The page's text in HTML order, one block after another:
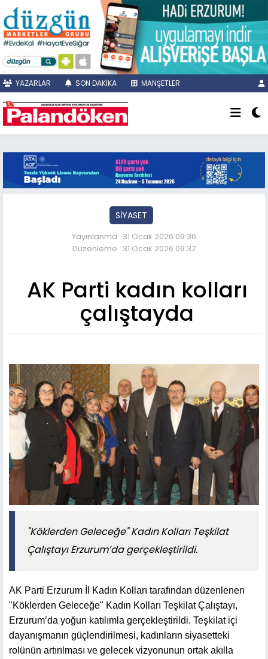
YAZARLAR SON DAKİKA MANŞETLER
SİYASET
Yayınlanma : 31 Ocak 2026 09:36
Düzenleme : 31 Ocak 2026 09:37
AK Parti kadın kolları
çalıştayda
"Köklerden Geleceğe" Kadın Kolları Teşkilat
Çalıştayı Erzurum’da gerçekleştirildi.
AK Parti Erzurum İl Kadın Kolları tarafından düzenlenen
"Köklerden Geleceğe" Kadın Kolları Teşkilat Çalıştayı,
Erzurum’da yoğun katılımla gerçekleştirildi. Teşkilat içi
dayanışmanın güçlendirilmesi, kadınların siyasetteki
rolünün artırılması ve gelecek vizyonunun ortak akılla